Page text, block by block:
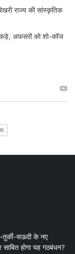
राज्य की सांस्कृतिक
कड़े, अफसरों को शो-कॉज
तुर्की-सऊदी के नए
साबित होगा यह गठबंधन?